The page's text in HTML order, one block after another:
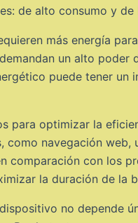
de alto consumo y de
más energía
un alto
puede tener
para optimizar la
como navegación
comparación con los
la duración de la
no depende